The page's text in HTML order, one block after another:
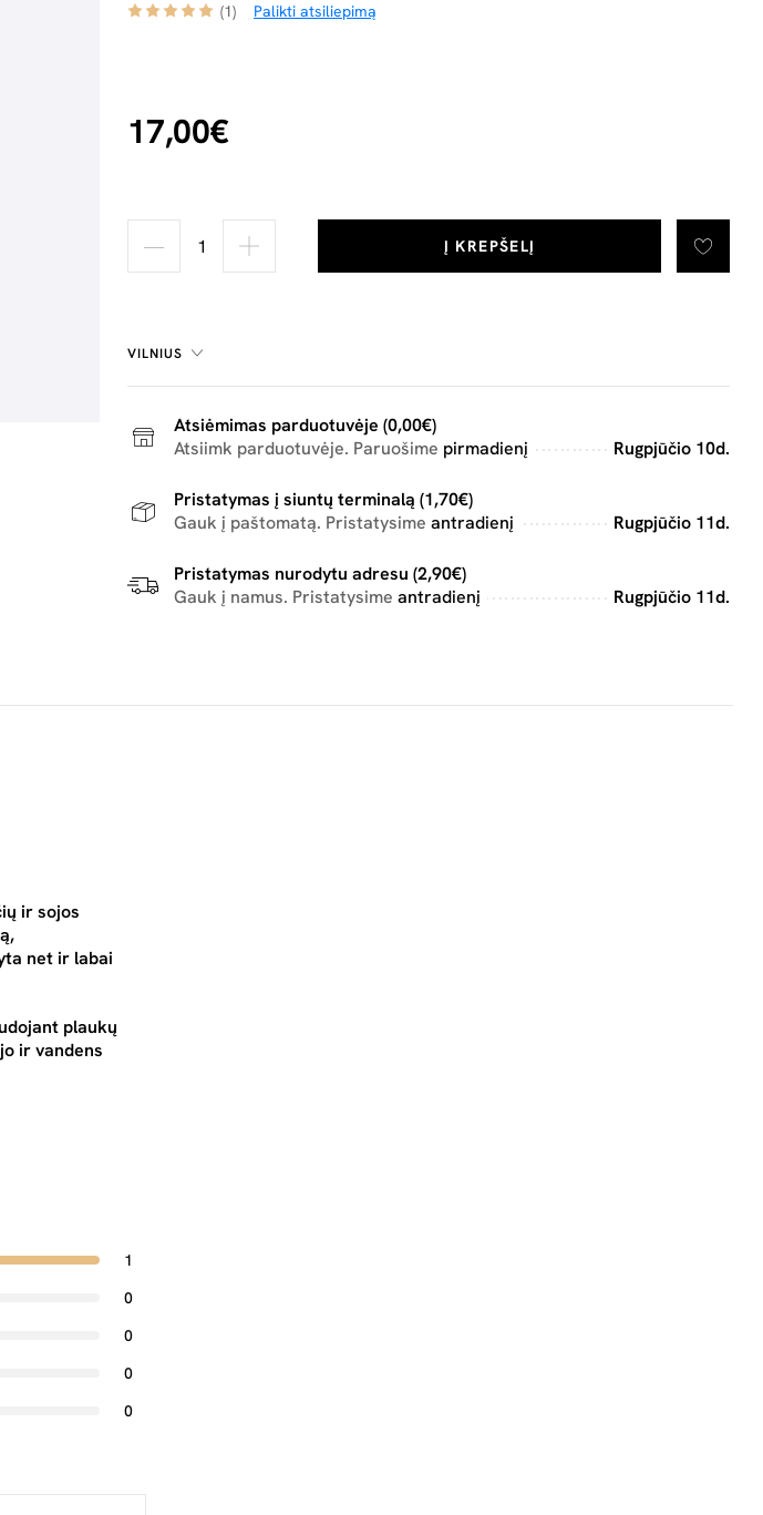
(1) Palikti atsiliepimą
17,00€
Į KREPŠELĮ
VILNIUS
Atsiėmimas parduotuvėje (0,00€)
Atsiimk parduotuvėje. Paruošime pirmadienį Rugpjūčio 10d.
Pristatymas į siuntų terminalą (1,70€)
Gauk į paštomatą. Pristatysime antradienį Rugpjūčio 11d.
Pristatymas nurodytu adresu (2,90€)
Gauk į namus. Pristatysime antradienį Rugpjūčio 11d.
ir sojos
net ir labai
plaukų
ir vandens
1
0
0
0
0